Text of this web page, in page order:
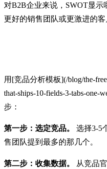
对B2B企业来说，SWOT显示
更好的销售团队或更激进的客
用[竞品分析模板](/blog/the-
that-ships-10-fields-3-tabs-
步：
第一步：选定竞品。
选择3-5
售团队提到最多的那几个。
第二步：收集数据。 从竞品